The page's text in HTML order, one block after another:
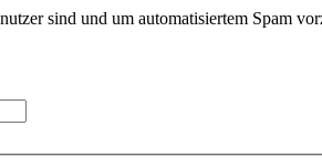
sind und um automatisiertem Spam